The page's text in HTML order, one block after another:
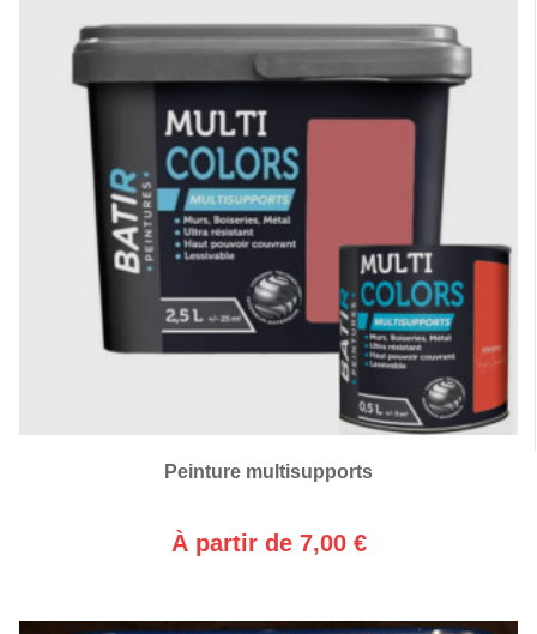
Peinture multisupports
À partir de 7,00 €